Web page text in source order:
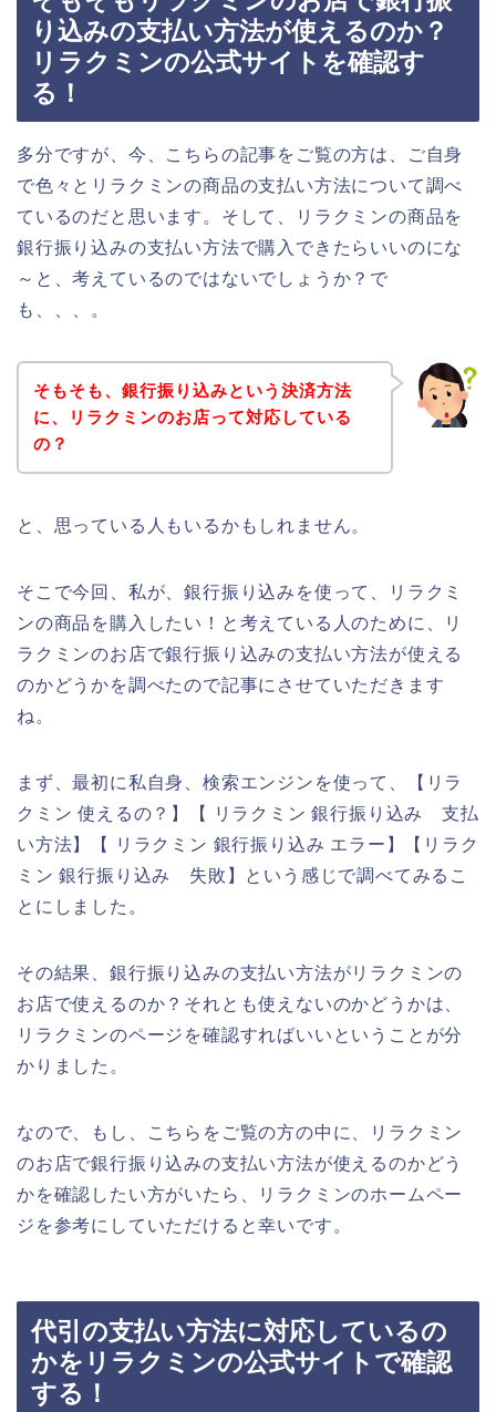
り込みの支払い方法が使えるのか？
リラクミンの公式サイトを確認す
る！
多分ですが、今、こちらの記事をご覧の方は、ご自身
で色々とリラクミンの商品の支払い方法について調べ
ているのだと思います。そして、リラクミンの商品を
銀行振り込みの支払い方法で購入できたらいいのにな
～と、考えているのではないでしょうか？で
も、、、。
そもそも、銀行振り込みという決済方法
に、リラクミンのお店って対応している
の？
と、思っている人もいるかもしれません。
そこで今回、私が、銀行振り込みを使って、リラクミ
ンの商品を購入したい！と考えている人のために、リ
ラクミンのお店で銀行振り込みの支払い方法が使える
のかどうかを調べたので記事にさせていただきます
ね。
まず、最初に私自身、検索エンジンを使って、【リラ
クミン 使えるの？】【 リラクミン 銀行振り込み 支払
い方法】【 リラクミン 銀行振り込み エラー】【リラク
ミン 銀行振り込み 失敗】という感じで調べてみるこ
とにしました。
その結果、銀行振り込みの支払い方法がリラクミンの
お店で使えるのか？それとも使えないのかどうかは、
リラクミンのページを確認すればいいということが分
かりました。
なので、もし、こちらをご覧の方の中に、リラクミン
のお店で銀行振り込みの支払い方法が使えるのかどう
かを確認したい方がいたら、リラクミンのホームペー
ジを参考にしていただけると幸いです。
代引の支払い方法に対応しているの
かをリラクミンの公式サイトで確認
する！